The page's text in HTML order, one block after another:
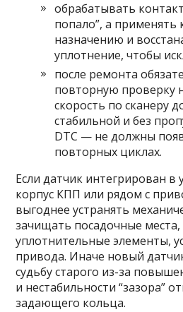
обрабатывать
попало”, а применять
назначению и
уплотнение, чтобы
после ремонта
повторную проверку
скорость по сканеру
стабильной и без
DTC — не должны
повторных циклах.
Если датчик интегрирован в
корпус КПП или рядом с
выгоднее устранять
зачищать посадочные
уплотнительные элементы,
привода. Иначе новый
судьбу старого из-за
и нестабильности “зазора”
задающего кольца.